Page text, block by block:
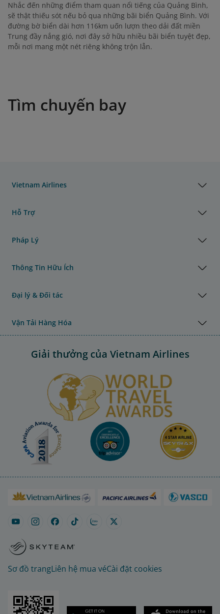
Nhắc đến những điểm tham quan nổi tiếng của Quảng Bình,
sẽ thật thiếu sót nếu bỏ qua những bãi biển Quảng Bình. Với
đường bờ biển dài hơn 116km uốn lượn theo dải đất miền
Trung đầy nắng gió, nơi đây sở hữu nhiều bãi biển tuyệt đẹp,
mỗi nơi mang một nét riêng không trộn lẫn.
Tìm chuyến bay
Vietnam Airlines
Hỗ Trợ
Pháp Lý
Thông Tin Hữu Ích
Đại lý & Đối tác
Vận Tải Hàng Hóa
Giải thưởng của Vietnam Airlines
Sơ đồ trangLiên hệ mua véCài đặt cookies